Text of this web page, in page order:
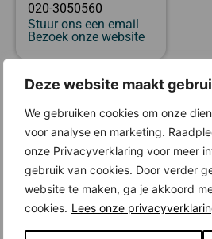
Deze website maakt
We gebruiken cookies om onze
voor analyse en marketing.
onze Privacyverklaring voor meer
gebruik van cookies. Door verder
website te maken, ga je akkoord
cookies. Lees onze
020-3050560
Stuur ons een email
Bezoek onze website
Locatie